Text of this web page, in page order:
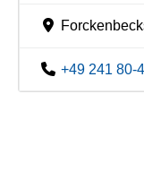
+49 241 80-